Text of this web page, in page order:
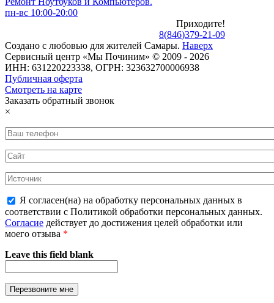
пн-вс 10:00-20:00
Приходите!
8(846)379-21-09
Создано с любовью для жителей Самары. Наверх
Сервисный центр «Мы Починим» © 2009 - 2026
ИНН: 631220223338, ОГРН: 323632700006938
Публичная оферта
Смотреть на карте
Заказать обратный звонок
×
Я согласен(на) на обработку персональных данных в
соответствии с Политикой обработки персональных данных.
Согласие действует до достижения целей обработки или
моего отзыва *
Leave this field blank